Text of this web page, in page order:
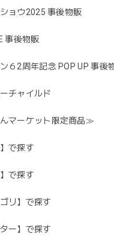
ョウ2025 事後物販
事後物販
６2周年記念 POP UP 事後
チャイルド
マーケット限定商品≫
で探す
で探す
リ】で探す
ー】で探す